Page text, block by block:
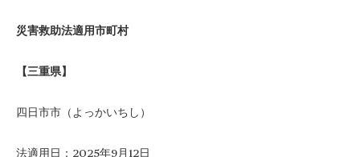
災害救助法適用市町村
【三重県】
四日市市（よっかいちし）
法適用日：2025年9月12日